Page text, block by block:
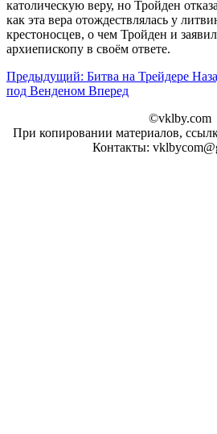
католическую веру, но Тройден
как эта вера отождествлялась у
крестоносцев, о чем Тройден и
архиепископу в своём ответе.
Предыдущий: Битва на Трейдере
под Венденом Вперед
©vklby.com
При копировании материалов,
Контакты: